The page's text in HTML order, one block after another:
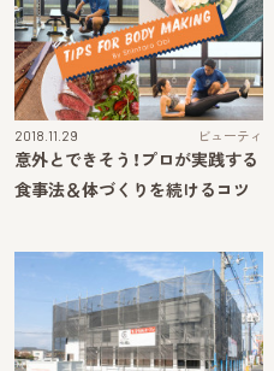
2018.11.29 ビューティ
意外とできそう！プロが実践する
食事法＆体づくりを続けるコツ